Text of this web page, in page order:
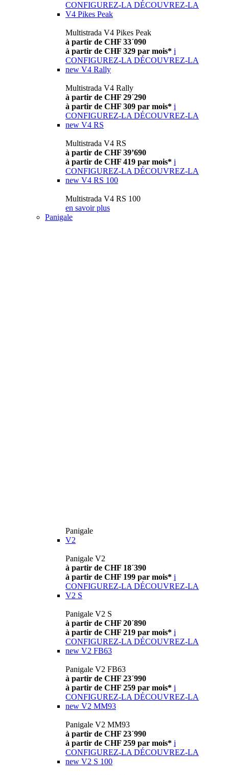
CONFIGUREZ-LA DÉCOUVREZ-LA
V4 Pikes Peak
Multistrada V4 Pikes Peak
à partir de CHF 33´090
à partir de CHF 329 par mois* i
CONFIGUREZ-LA DÉCOUVREZ-LA
new V4 Rally
Multistrada V4 Rally
à partir de CHF 29´290
à partir de CHF 309 par mois* i
CONFIGUREZ-LA DÉCOUVREZ-LA
new V4 RS
Multistrada V4 RS
à partir de CHF 39’690
à partir de CHF 419 par mois* i
CONFIGUREZ-LA DÉCOUVREZ-LA
new V4 RS 100
Multistrada V4 RS 100
en savoir plus
Panigale
Panigale
V2
Panigale V2
à partir de CHF 18´390
à partir de CHF 199 par mois* i
CONFIGUREZ-LA DÉCOUVREZ-LA
V2 S
Panigale V2 S
à partir de CHF 20´890
à partir de CHF 219 par mois* i
CONFIGUREZ-LA DÉCOUVREZ-LA
new V2 FB63
Panigale V2 FB63
à partir de CHF 23´990
à partir de CHF 259 par mois* i
CONFIGUREZ-LA DÉCOUVREZ-LA
new V2 MM93
Panigale V2 MM93
à partir de CHF 23´990
à partir de CHF 259 par mois* i
CONFIGUREZ-LA DÉCOUVREZ-LA
new V2 S 100